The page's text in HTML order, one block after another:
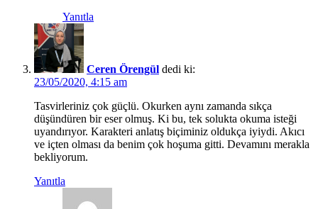
Yanıtla
Ceren Örengül dedi ki:
23/05/2020, 4:15 am
Tasvirleriniz çok güçlü. Okurken aynı zamanda sıkça
düşündüren bir eser olmuş. Ki bu, tek solukta okuma isteği
uyandırıyor. Karakteri anlatış biçiminiz oldukça iyiydi. Akıcı
ve içten olması da benim çok hoşuma gitti. Devamını merakla
bekliyorum.
Yanıtla